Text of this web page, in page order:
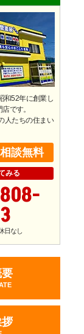
和52年に創業し
です。
人たちの住まい
相談無料
みる
日なし